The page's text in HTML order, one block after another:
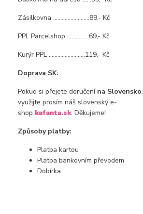
Zásilkovna .........................89,- Kč
PPL Parcelshop ...............69,- Kč
Kurýr PPL .........................119,- Kč
Doprava SK:
Pokud si přejete doručení na Slovensko,
využijte prosím náš slovenský e-
shop kafanta.sk. Děkujeme!
Způsoby platby:
Platba kartou
Platba bankovním převodem
Dobírka